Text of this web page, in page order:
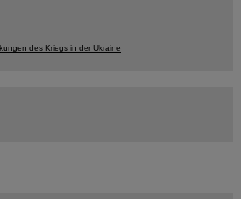
des Kriegs in der Ukraine